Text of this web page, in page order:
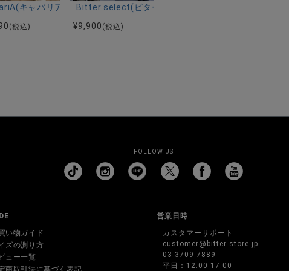
ッチバンドカラー半袖シャツ＆イージーパンツ/全2色
ク半袖Tシャツ/全4色
キャバリア)ストレッチジョッパーパンツ/全4色
(税込)
Bitter select(ビターセレクト)接触冷感スーパース
¥9,900 (税込)
FOLLOW US
い物ガイド
ズの測り方
ュー一覧
営業日時
カスタマーサポート
customer@bitter-store.jp
03-3709-7889
平日：12:00-17:00